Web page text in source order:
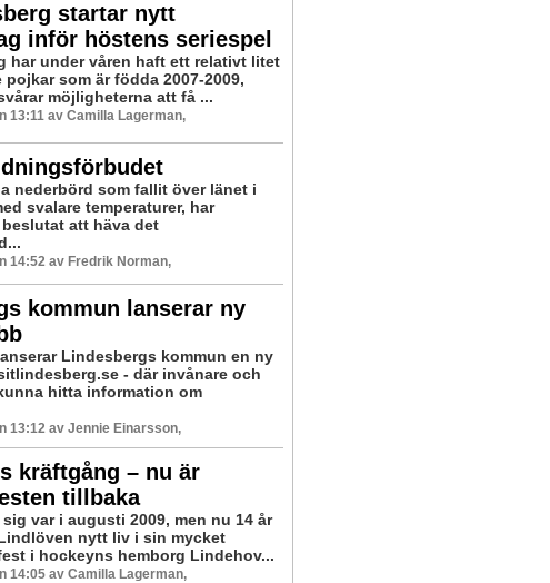
startar nytt
inför höstens seriespel
har under våren haft ett relativt litet
som är födda 2007-2009,
möjligheterna att få ...
13:11 av Camilla Lagerman,
nederbörd som fallit över länet i
svalare temperaturer, har
att häva det
14:52 av Fredrik Norman,
kommun lanserar ny
Lindesbergs kommun en ny
- där invånare och
hitta information om
13:12 av Jennie Einarsson,
kräftgång – nu är
tillbaka
var i augusti 2009, men nu 14 år
nytt liv i sin mycket
i hockeyns hemborg Lindehov...
14:05 av Camilla Lagerman,